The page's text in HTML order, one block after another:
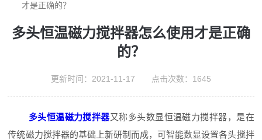
才是正确的？
多头恒温磁力搅拌器怎么使用才是正确
的？
更新时间：2021-11-17 点击次数：1645
多头恒温磁力搅拌器又称多头数显恒温磁力搅拌器，是在
传统磁力搅拌器的基础上新研制而成，可智能数显设置各头搅拌